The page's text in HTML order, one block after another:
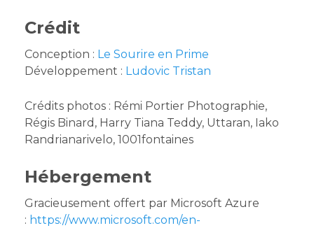
Crédit
Conception : Le Sourire en Prime
Développement : Ludovic Tristan
Crédits photos : Rémi Portier Photographie,
Régis Binard, Harry Tiana Teddy, Uttaran, Iako
Randrianarivelo, 1001fontaines
Hébergement
Gracieusement offert par Microsoft Azure
: https://www.microsoft.com/en-